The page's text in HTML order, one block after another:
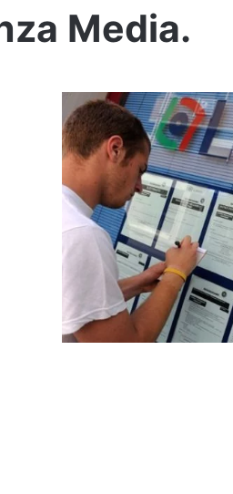
Media.